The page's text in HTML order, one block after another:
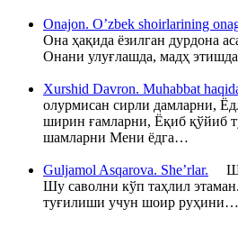
Onajon. O’zbek shoirlarining
Она ҳақида ёзилган дурдона
Онани улуғлашда, мадҳ
Xurshid Davron. Muhabbat
олурмисан сирли дамларни,
ширин ғамларни, Ёқиб қўйиб
шамларни Мени ёдга…
Guljamol Asqarova. She’rlar.
Шу саволни кўп таҳлил
туғилиши учун шоир руҳини…